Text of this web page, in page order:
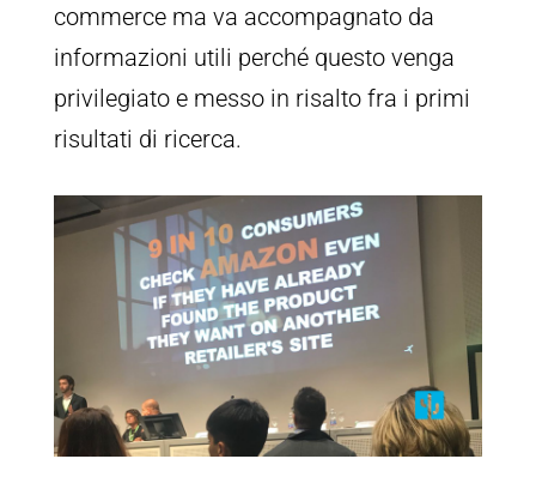
commerce ma va accompagnato da
informazioni utili perché questo venga
privilegiato e messo in risalto fra i primi
risultati di ricerca.